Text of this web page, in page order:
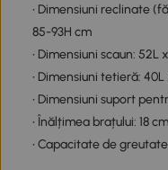
• Dimensiuni reclinate
85-93H cm
• Dimensiuni scaun: 52L
• Dimensiuni tetieră:
• Dimensiuni suport
• Înălțimea brațului: 18
• Capacitate de